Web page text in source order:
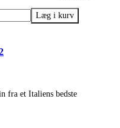
fra et Italiens bedste